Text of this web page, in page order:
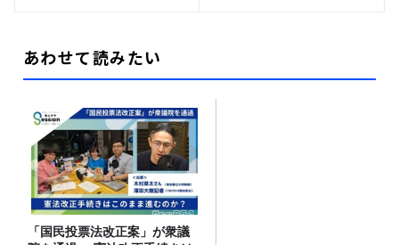
あわせて読みたい
「国民投票法改正案」が衆議